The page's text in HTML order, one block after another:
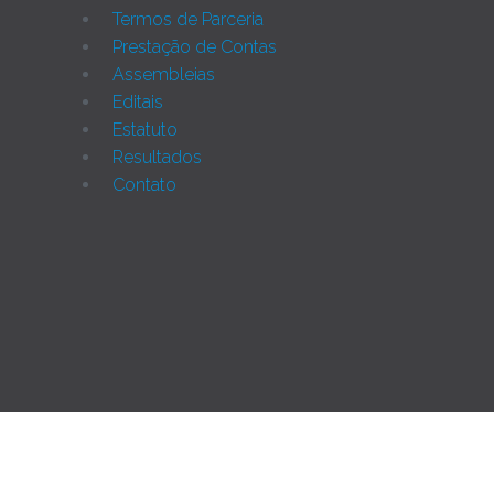
Termos de Parceria
Prestação de Contas
Assembleias
Editais
Estatuto
Resultados
Contato